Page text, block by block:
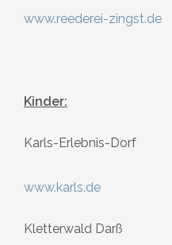
www.reederei-zingst.de
Kinder:
Karls-Erlebnis-Dorf
www.karls.de
Kletterwald Darß